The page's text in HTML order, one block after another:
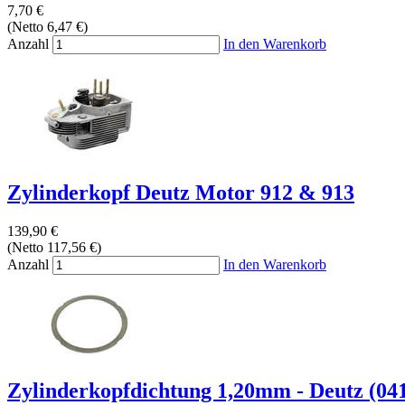
7,70 €
(Netto 6,47 €)
Anzahl
In den Warenkorb
Zylinderkopf Deutz Motor 912 & 913
139,90 €
(Netto 117,56 €)
Anzahl
In den Warenkorb
Zylinderkopfdichtung 1,20mm - Deutz